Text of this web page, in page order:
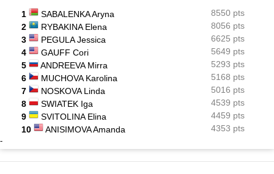
1 SABALENKA Aryna
8550 pts
2
RYBAKINA Elena
8056 pts
3
PEGULA Jessica
6625 pts
4
GAUFF Cori
5649 pts
5
ANDREEVA Mirra
5293 pts
6
MUCHOVA Karolina
5168 pts
7
NOSKOVA Linda
5016 pts
8
SWIATEK Iga
4539 pts
9
SVITOLINA Elina
4459 pts
10
ANISIMOVA Amanda 4353 pts
-